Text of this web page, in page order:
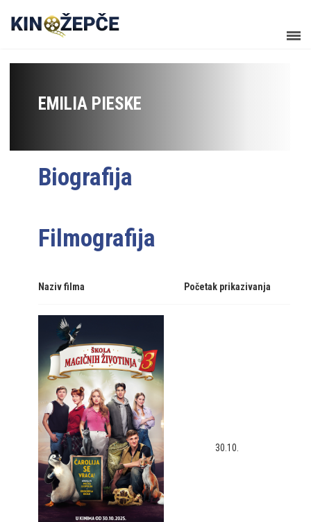
EMILIA PIESKE
Biografija
Filmografija
Naziv filma Početak prikazivanja
30.10.